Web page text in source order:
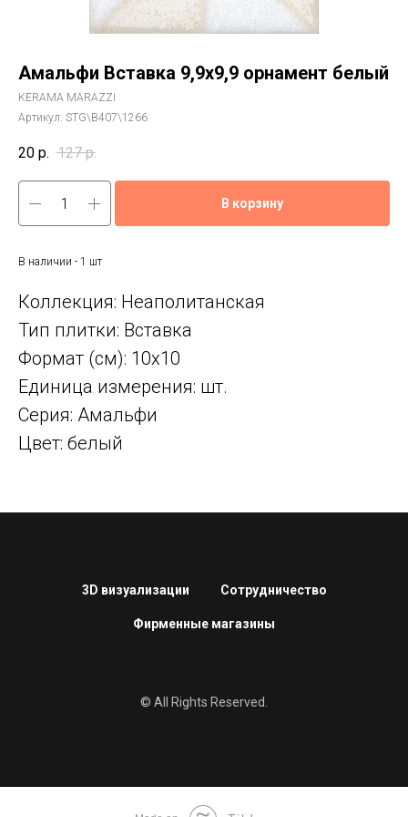
Амальфи Вставка 9,9x9,9 орнамент белый
KERAMA MARAZZI
Артикул: STG\B407\1266
20 р. 127 р.
В корзину
В наличии - 1 шт
Коллекция: Неаполитанская
Тип плитки: Вставка
Формат (см): 10x10
Единица измерения: шт.
Серия: Амальфи
Цвет: белый
3D визуализации Сотрудничество
Фирменные магазины
© All Rights Reserved.